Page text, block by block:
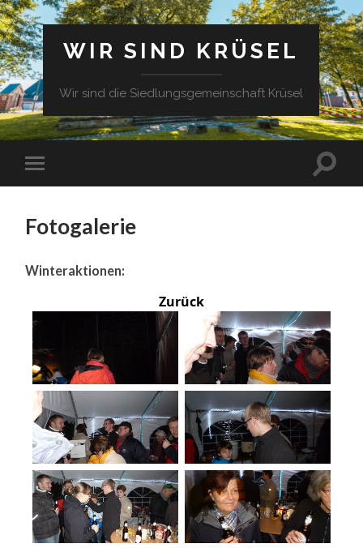
WIR SIND KRÜSEL
Wir sind die Siedlungsgemeinschaft Krüsel
Fotogalerie
Winteraktionen:
Zurück